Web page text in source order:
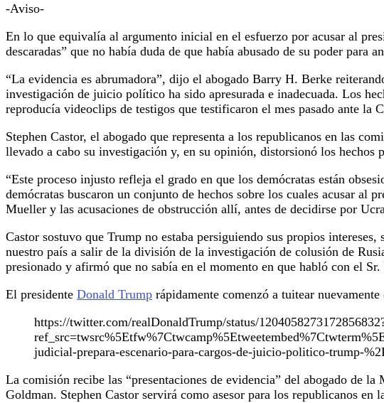
-Aviso-
En lo que equivalía al argumento inicial en el esfuerzo por acusar al
descaradas” que no había duda de que había abusado de su poder para
“La evidencia es abrumadora”, dijo el abogado Barry H. Berke
investigación de juicio político ha sido apresurada e inadecuada. Los
reproducía videoclips de testigos que testificaron el mes pasado ante la
Stephen Castor, el abogado que representa a los republicanos en las
llevado a cabo su investigación y, en su opinión, distorsionó los hechos
“Este proceso injusto refleja el grado en que los demócratas están
demócratas buscaron un conjunto de hechos sobre los cuales acusar
Mueller y las acusaciones de obstrucción allí, antes de decidirse por
Castor sostuvo que Trump no estaba persiguiendo sus propios
nuestro país a salir de la división de la investigación de colusión de
presionado y afirmó que no sabía en el momento en que habló con el
El presidente Donald Trump rápidamente comenzó a tuitear
https://twitter.com/realDonaldTrump/status/
judicial-prepara-escenario-para-cargos-de-juicio-politico-trump-
La comisión recibe las “presentaciones de evidencia” del abogado de
Goldman. Stephen Castor servirá como asesor para los republicanos